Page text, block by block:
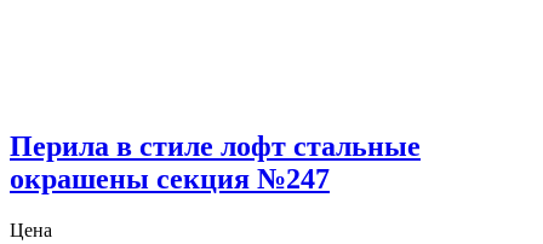
Перила в стиле лофт стальные
окрашены секция №247
Цена